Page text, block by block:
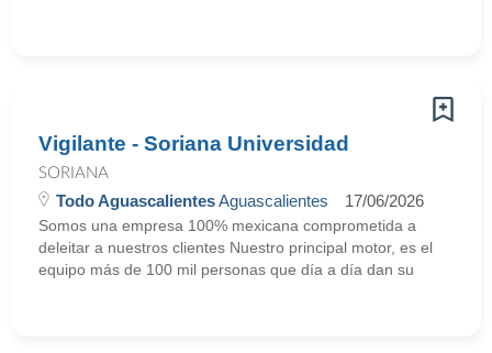
Vigilante - Soriana Universidad
SORIANA
Todo AguascalientesAguascalientes 17/06/2026
Somos una empresa 100% mexicana comprometida a
deleitar a nuestros clientes Nuestro principal motor, es el
equipo más de 100 mil personas que día a día dan su